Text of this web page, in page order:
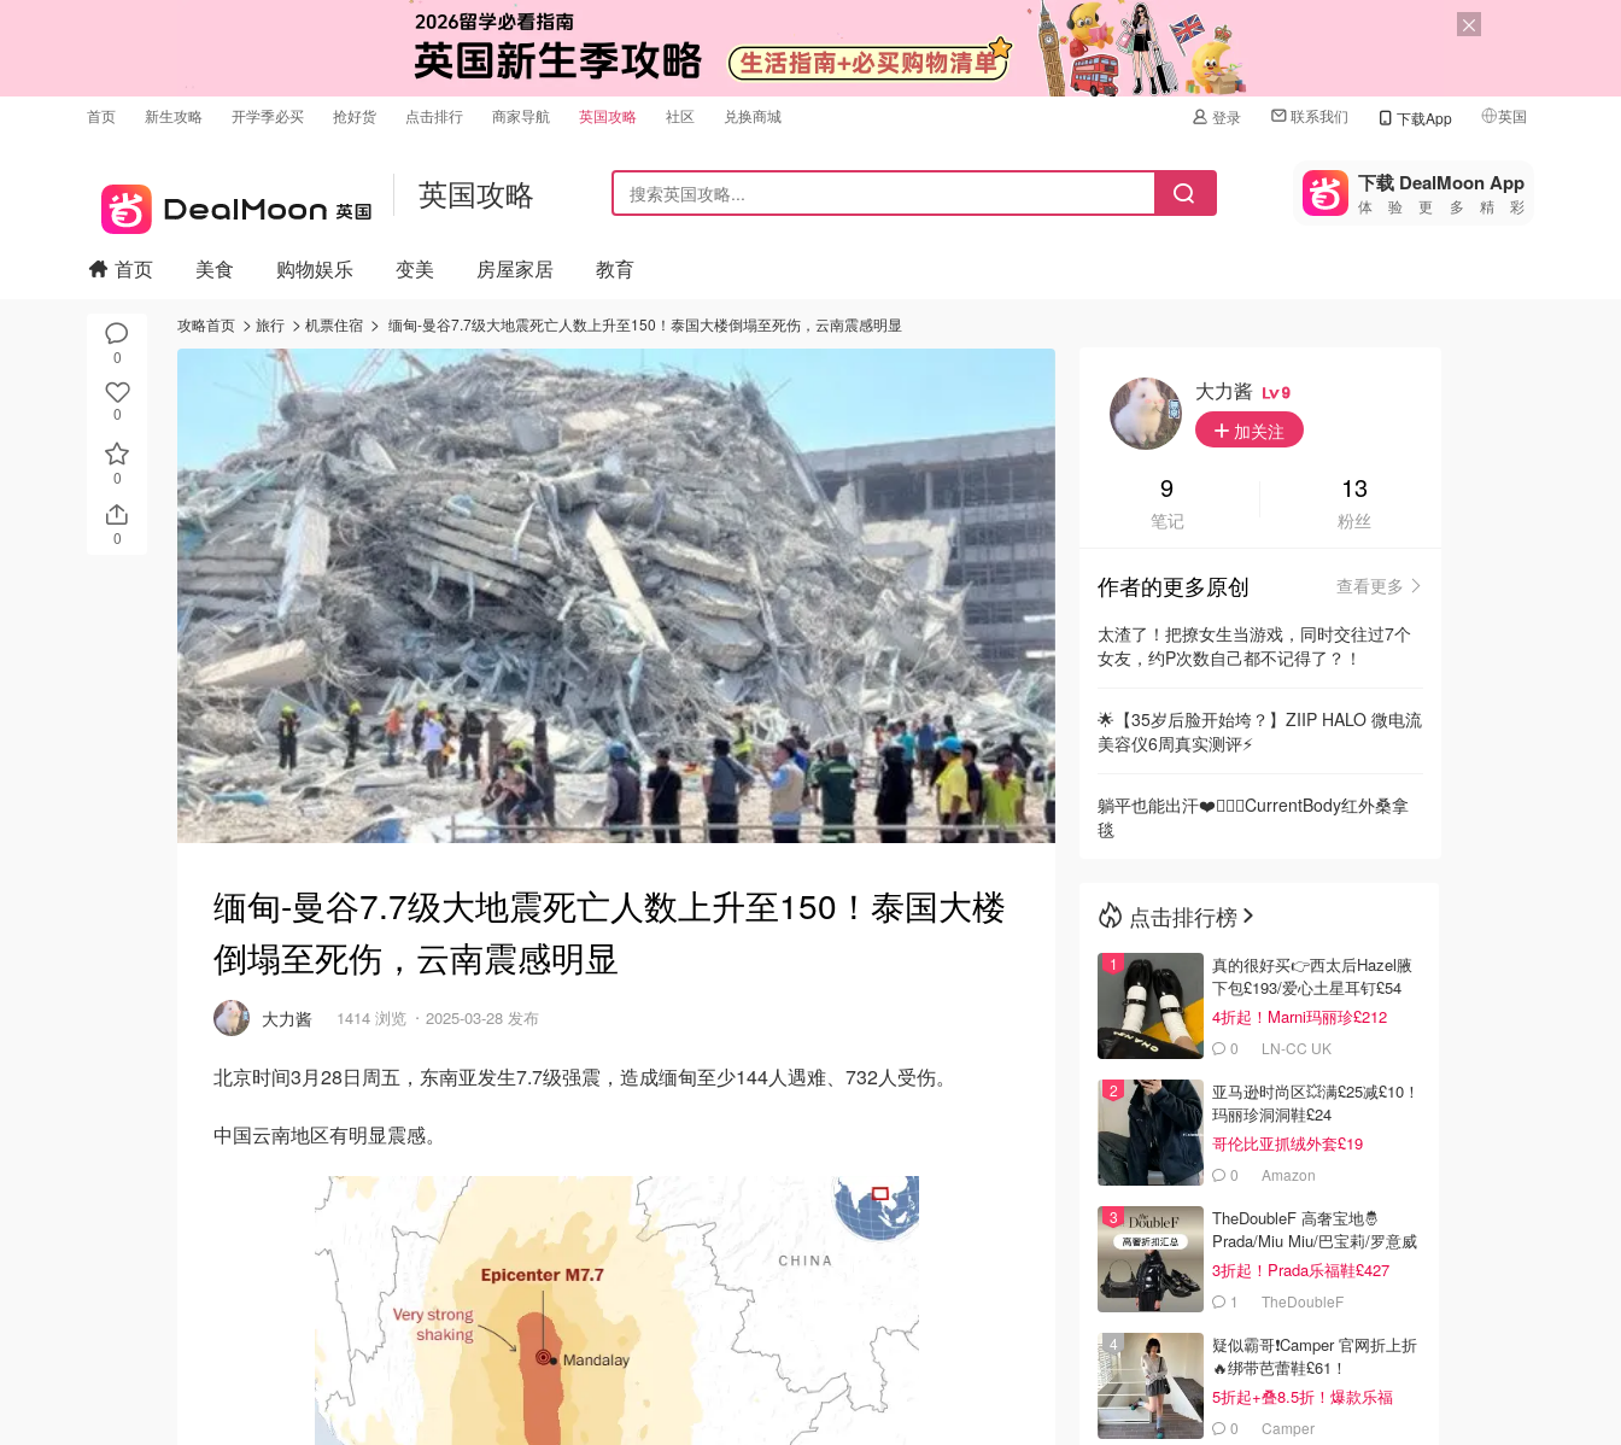
首页 新生攻略 开学季必买 抢好货 点击排行 商家导航 英国攻略 社区 兑换商城 登录 联系我们 下载App 英国
🇺🇸
🇨🇳 中国
🇦🇺
🇳🇿新西兰
英国攻略 下载 DealMoon App
体验更多精彩
0
0
0
0
首页 美食 购物娱乐 变美 房屋家居 教育
攻略首页 旅行 机票住宿 缅甸-曼谷7.7级大地震死亡人数上升至150！泰国大楼倒塌至死伤，云南震感明显
缅甸-曼谷7.7级大地震死亡人数上升至150！泰国大楼
倒塌至死伤，云南震感明显
大力酱 1414 浏览 2025-03-28 发布
北京时间3月28日周五，东南亚发生7.7级强震，造成缅甸至少144人遇难、732人受伤。
中国云南地区有明显震感。
大力酱 9
加关注
9
笔记
13
粉丝
作者的更多原创
查看更多
太渣了！把撩女生当游戏，同时交往过7个
女友，约P次数自己都不记得了？！
🌟【35岁后脸开始垮？】ZIIP HALO 微电流
美容仪6周真实测评⚡️
躺平也能出汗❤️🧖🏻‍♀️CurrentBody红外桑拿
毯
点击排行榜
真的很好买👉西太后Hazel腋
下包£193/爱心土星耳钉£54
4折起！Marni玛丽珍£212
0 LN-CC UK
亚马逊时尚区💥满£25减£10！
玛丽珍洞洞鞋£24
哥伦比亚抓绒外套£19
0 Amazon
TheDoubleF 高奢宝地🤴
Prada/Miu Miu/巴宝莉/罗意威
3折起！Prada乐福鞋£427
1 TheDoubleF
疑似霸哥❗️Camper 官网折上折
🔥绑带芭蕾鞋£61！
5折起+叠8.5折！爆款乐福
£68！
0 Camper